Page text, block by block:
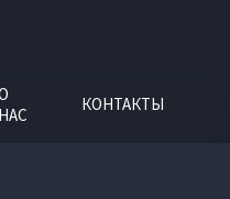
НАС
КОНТАКТЫ